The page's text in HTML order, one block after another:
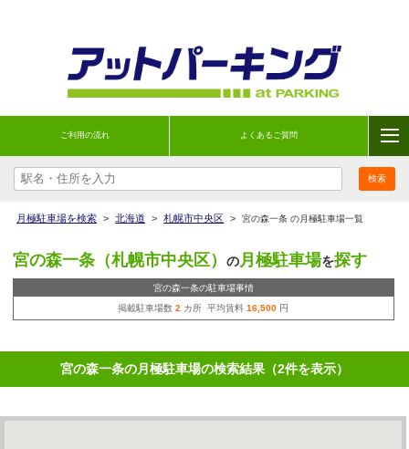
ご利用の流れ よくあるご質問
月極駐車場を検索 > 北海道 > 札幌市中央区 > 宮の森一条 の月極駐車場一覧
宮の森一条（札幌市中央区） の月極駐車場を探す
宮の森一条の駐車場事情
掲載駐車場数2 カ所 平均賃料16,500 円
宮の森一条の月極駐車場の検索結果（2件を表示）